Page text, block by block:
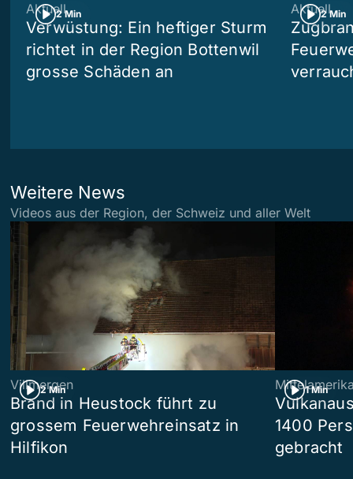
2 Min
Aktuell
Verwüstung: Ein heftiger Sturm
richtet in der Region Bottenwil
grosse Schäden an
2 Min
Aktuell
Weitere News
Videos aus der Region, der Schweiz und aller Welt
2 Min
Villmergen
Brand in Heustock führt zu
grossem Feuerwehreinsatz in
Hilfikon
1 Min
1400
gebracht